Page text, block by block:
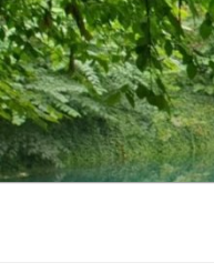
Ga
naar
de
inhoud